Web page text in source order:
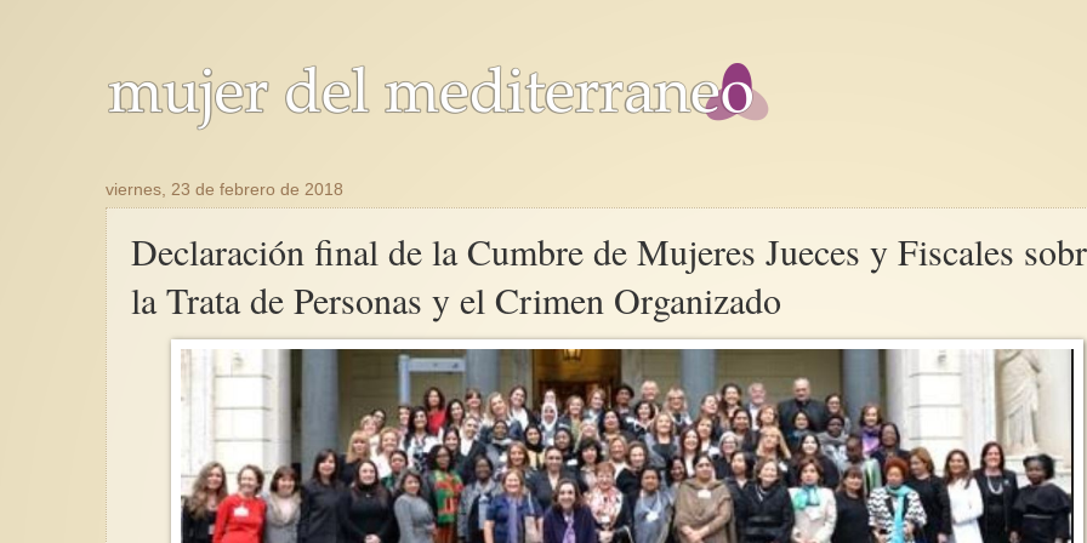
viernes, 23 de febrero de 2018
Declaración final de la Cumbre de Mujeres Jueces y Fiscales
la Trata de Personas y el Crimen Organizado